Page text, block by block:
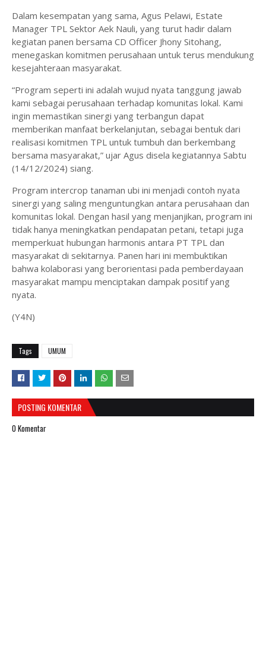
Dalam kesempatan yang sama, Agus Pelawi, Estate
Manager TPL Sektor Aek Nauli, yang turut hadir dalam
kegiatan panen bersama CD Officer Jhony Sitohang,
menegaskan komitmen perusahaan untuk terus mendukung
kesejahteraan masyarakat.
“Program seperti ini adalah wujud nyata tanggung jawab
kami sebagai perusahaan terhadap komunitas lokal. Kami
ingin memastikan sinergi yang terbangun dapat
memberikan manfaat berkelanjutan, sebagai bentuk dari
realisasi komitmen TPL untuk tumbuh dan berkembang
bersama masyarakat,” ujar Agus disela kegiatannya Sabtu
(14/12/2024) siang.
Program intercrop tanaman ubi ini menjadi contoh nyata
sinergi yang saling menguntungkan antara perusahaan dan
komunitas lokal. Dengan hasil yang menjanjikan, program ini
tidak hanya meningkatkan pendapatan petani, tetapi juga
memperkuat hubungan harmonis antara PT TPL dan
masyarakat di sekitarnya. Panen hari ini membuktikan
bahwa kolaborasi yang berorientasi pada pemberdayaan
masyarakat mampu menciptakan dampak positif yang
nyata.
(Y4N)
Tags UMUM
POSTING KOMENTAR
0 Komentar